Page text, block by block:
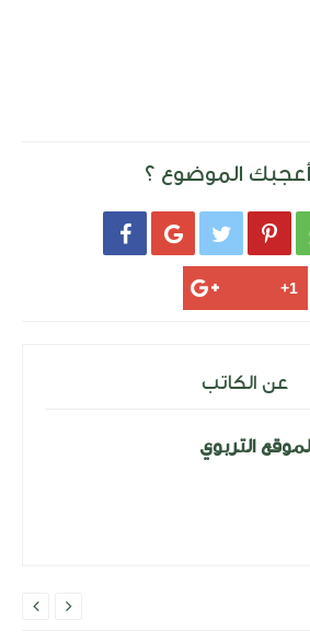
الموضوع ؟
   
عن الكاتب
التربوي

